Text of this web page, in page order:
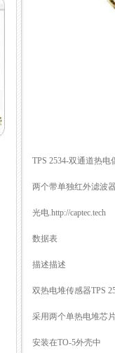
TPS 2534-双通道热电
两个带单独红外滤波
光电.http://captec.tech
数据表
描述描述
双热电堆传感器TPS
采用两个单热电堆芯
安装在TO-5外壳中